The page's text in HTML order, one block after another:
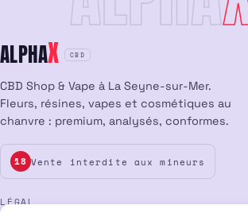
ALPHAX CBD
CBD Shop & Vape à La Seyne-sur-Mer.
Fleurs, résines, vapes et cosmétiques au
chanvre : premium, analysés, conformes.
18 Vente interdite aux mineurs
LÉGAL